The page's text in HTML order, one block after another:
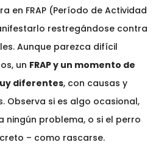
en FRAP (Período de Actividad
restregándose contra
Aunque parezca difícil
un FRAP y un momento de
diferentes, con causas y
Observa si es algo ocasional,
ningún problema, o si el perro
– como rascarse.